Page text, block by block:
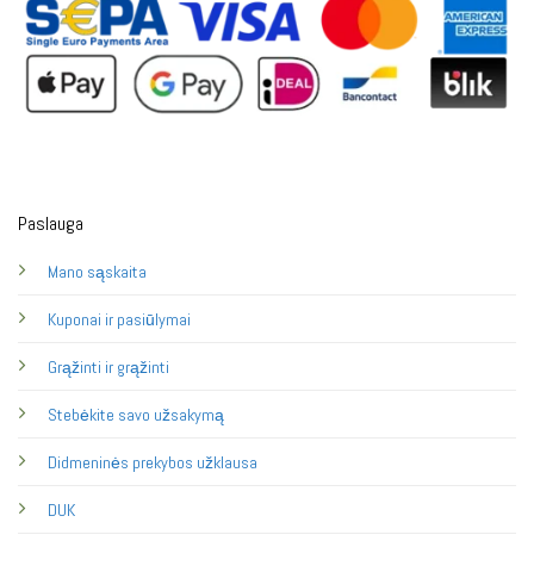
Paslauga
Mano sąskaita
Kuponai ir pasiūlymai
Grąžinti ir grąžinti
Stebėkite savo užsakymą
Didmeninės prekybos užklausa
DUK